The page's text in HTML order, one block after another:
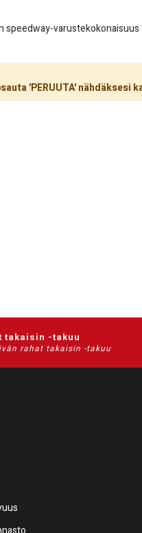
speedway-
'PERUUTA' nähdäksesi
takaisin -takuu
rahat takaisin -takuu